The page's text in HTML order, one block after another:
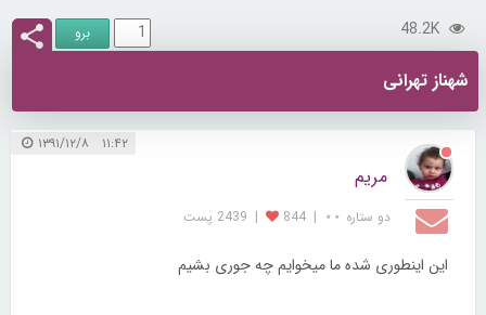
48.2K
شهناز تهرانی
۱۱:۴۲ ۱۳۹۱/۱۲/۸
مریم
دو ستاره ⋆⋆ |
844
| 2439 پست
این اینطوری شده ما میخوایم چه جوری بشیم